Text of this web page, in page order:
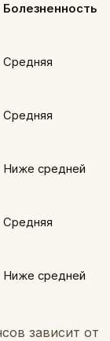
Болезненность
Средняя
Средняя
Ниже средней
Средняя
Ниже средней
зависит от